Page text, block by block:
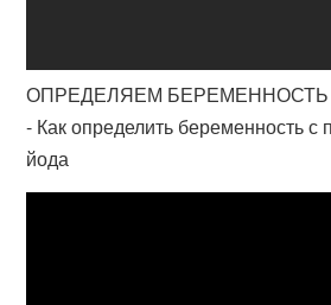
ОПРЕДЕЛЯЕМ БЕРЕМЕННОСТЬ
- Как определить беременность
йода